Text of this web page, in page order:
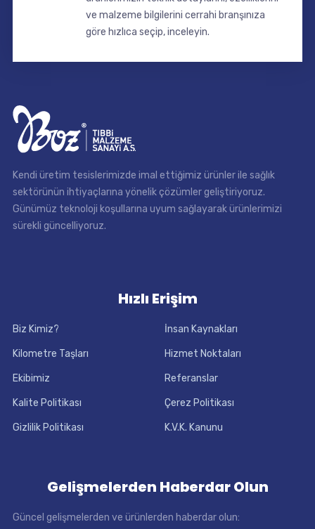
ve malzeme bilgilerini cerrahi branşınıza
göre hızlıca seçip, inceleyin.
Kendi üretim tesislerimizde imal ettiğimiz ürünler ile sağlık
sektörünün ihtiyaçlarına yönelik çözümler geliştiriyoruz.
Günümüz teknoloji koşullarına uyum sağlayarak ürünlerimizi
sürekli güncelliyoruz.
Hızlı Erişim
Biz Kimiz? İnsan Kaynakları
Kilometre Taşları Hizmet Noktaları
Ekibimiz Referanslar
Kalite Politikası Çerez Politikası
Gizlilik Politikası K.V.K. Kanunu
Gelişmelerden Haberdar Olun
Güncel gelişmelerden ve ürünlerden haberdar olun: